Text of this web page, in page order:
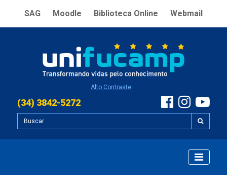
SAG Moodle Biblioteca Online Webmail
Alto Contraste
(34) 3842-5272